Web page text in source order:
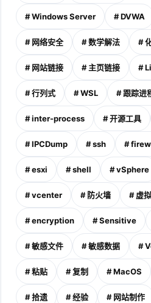
# Windows Server # DVWA
# 网络安全 # 数学解法 #
# 网站链接 # 主页链接 #
# 行列式 # WSL # 跟踪进
# inter-process # 开源工具
# IPCDump # ssh #
# esxi # shell # vSphere
# vcenter # 防火墙 # 虚
# encryption # Sensitive
# 敏感文件 # 敏感数据 #
# 粘贴 # 复制 # MacOS
# 拾遗 # 经验 # 网站制作